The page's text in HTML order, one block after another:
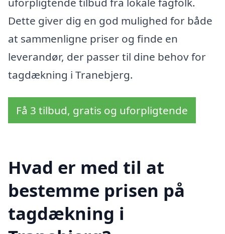
Dette giver dig en god mulighed for både
at sammenligne priser og finde en
leverandør, der passer til dine behov for
tagdækning i Tranebjerg.
Få 3 tilbud, gratis og uforpligtende
Hvad er med til at
bestemme prisen på
tagdækning i